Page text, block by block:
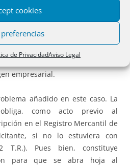
cookies
de PrivacidadAviso Legal
General presupone que no
que el nombramiento de
empresarial.
añadido en este caso. La
obliga, como acto previo al
en el Registro Mercantil de
si no lo estuviera con
T.R.). Pues bien, constituye
para que se abra hoja al